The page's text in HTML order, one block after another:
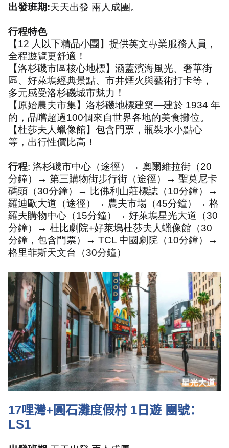
出發班期:天天出發 兩人成團。
行程特色
【12 人以下精品小團】提供英文專業服務人員，
全程遊覽更舒適！
【洛杉磯市區核心地標】涵蓋濱海風光、奢華街
區、好萊塢經典景點、市井煙火與藝術打卡等，
多元感受洛杉磯城市魅力！
【原始農夫市集】洛杉磯地標建築—建於 1934 年
的，品嚐超過100個來自世界各地的美食攤位。
【杜莎夫人蠟像館】包含門票，瓶裝水小點心
等，出行性價比高！
行程: 洛杉磯市中心（途徑）→ 奧爾維拉街（20
分鐘）→ 第三購物街步行街（途徑）→ 聖莫尼卡
碼頭（30分鐘）→ 比佛利山莊標誌（10分鐘）→
羅迪歐大道（途徑）→ 農夫市場（45分鐘）→ 格
羅夫購物中心（15分鐘）→ 好萊塢星光大道（30
分鐘）→ 杜比劇院+好萊塢杜莎夫人蠟像館（30
分鐘，包含門票）→ TCL 中國劇院（10分鐘）→
格里菲斯天文台（30分鐘）
17哩灣+圓石灘度假村1 日遊 團號：
LS1